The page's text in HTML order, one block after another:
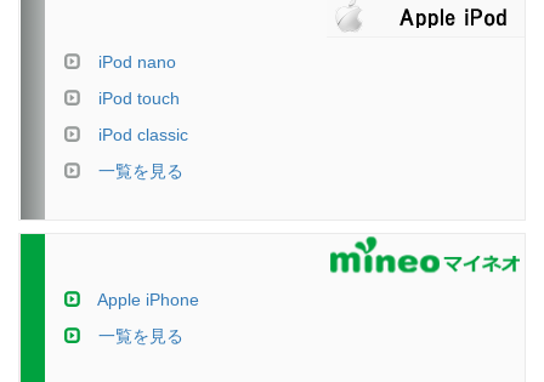
iPod nano
iPod touch
iPod classic
一覧を見る
Apple iPhone
一覧を見る